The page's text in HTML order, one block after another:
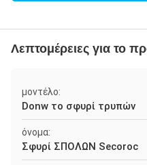
Λεπτομέρειες για το
μοντέλο:
Donw το σφυρί τρυπών
όνομα:
Σφυρί ΣΠΟΛΩΝ Secoroc